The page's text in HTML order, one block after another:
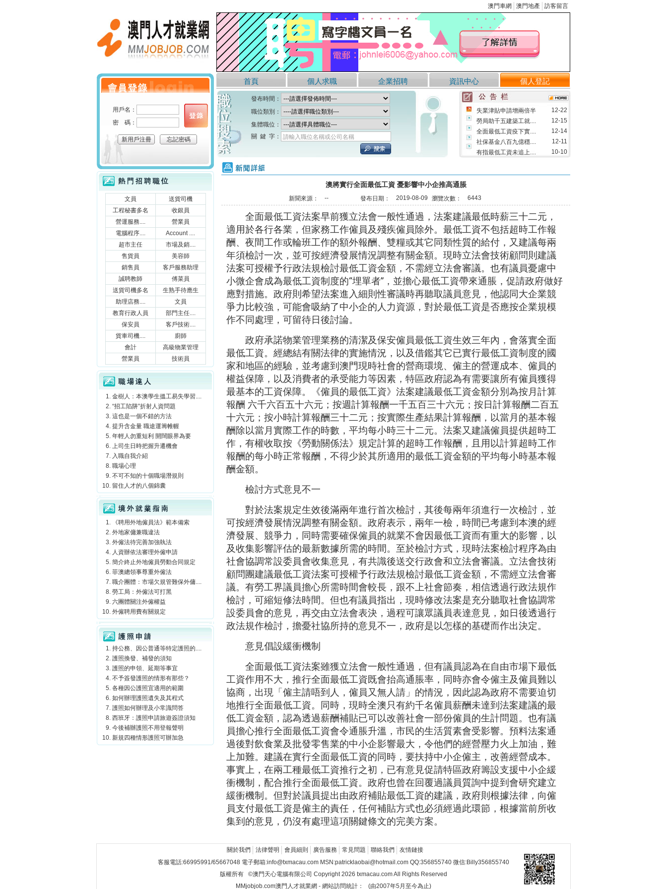
訪客留言
澳門地產
澳門車網
首頁 個人求職 企業招聘 資訊中心 個人登記
發布時間：
職位類別：
集體職位：
關 鍵 字：
請輸入職位名稱或公司名稱
失業津貼申請增兩倍半
12-22
勞局助千五建築工就....
12-15
全面最低工資疫下實....
12-14
社保基金八百九億穩....
12-11
有指最低工資未追上....
10-10
市場利好 成交量料回升
「民眾講壇」指最低工....
二月份消費物價指數....
03-25
最新失業率維持1.7%....
03-21
正對有關兩工種最低....
11-02
澳總體失業率維持1.....
09-29
今年5月至7月總體失....
09-05
澳今明年經濟健康 通....
08-10
勞工局指地盤工人遭....
08-10
五月份參團旅客按年....
07-24
針對兩項工種的最低....
04-23
澳失業率降至1.8% 總....
03-20
去年失業率百分二 今....
01-31
經濟復甦消費增 內需....
01-31
最低工資法明年草擬
12-27
新聞詳細
澳將實行全面最低工資 憂影響中小企推高通脹
新聞來源： -- 發布日期： 2019-08-09 瀏覽次數： 6443
全面最低工資法案早前獲立法會一般性通過，法案建議最低時薪三十二元，
適用於各行各業，但家務工作僱員及殘疾僱員除外。最低工資不包括超時工作報
酬、夜間工作或輪班工作的額外報酬、雙糧或其它同類性質的給付，又建議每兩
年須檢討一次，並可按經濟發展情況調整有關金額。現時立法會技術顧問則建議
法案可授權予行政法規檢討最低工資金額，不需經立法會審議。也有議員憂慮中
小微企會成為最低工資制度的“埋單者”，並擔心最低工資帶來通脹，促請政府做好
應對措施。政府則希望法案進入細則性審議時再聽取議員意見，他認同大企業競
爭力比較強，可能會吸納了中小企的人力資源，對於最低工資是否應按企業規模
作不同處理，可留待日後討論。
政府承諾物業管理業務的清潔及保安僱員最低工資生效三年內，會落實全面
最低工資。經總結有關法律的實施情況，以及借鑑其它已實行最低工資制度的國
家和地區的經驗，並考慮到澳門現時社會的營商環境、僱主的營運成本、僱員的
權益保障，以及消費者的承受能力等因素，特區政府認為有需要讓所有僱員獲得
最基本的工資保障。《僱員的最低工資》法案建議最低工資金額分別為按月計算
報酬 六千六百五十六元；按週計算報酬一千五百三十六元；按日計算報酬二百五
十六元；按小時計算報酬三十二元；按實際生產結果計算報酬，以當月的基本報
酬除以當月實際工作的時數，平均每小時三十二元。法案又建議僱員提供超時工
作，有權收取按《勞動關係法》規定計算的超時工作報酬，且用以計算超時工作
報酬的每小時正常報酬，不得少於其所適用的最低工資金額的平均每小時基本報
酬金額。
檢討方式意見不一
對於法案規定生效後滿兩年進行首次檢討，其後每兩年須進行一次檢討，並
可按經濟發展情況調整有關金額。政府表示，兩年一檢，時間已考慮到本澳的經
濟發展、競爭力，同時需要確保僱員的就業不會因最低工資而有重大的影響，以
及收集影響評估的最新數據所需的時間。至於檢討方式，現時法案檢討程序為由
社會協調常設委員會收集意見，有共識後送交行政會和立法會審議。立法會技術
顧問團建議最低工資法案可授權予行政法規檢討最低工資金額，不需經立法會審
議。有勞工界議員擔心所需時間會較長，跟不上社會節奏，相信透過行政法規作
檢討，可縮短修法時間。但也有議員指出，現時修改法案是充分聽取社會協調常
設委員會的意見，再交由立法會表決，過程可讓眾議員表達意見，如日後透過行
政法規作檢討，擔憂社協所持的意見不一，政府是以怎樣的基礎而作出決定。
意見倡設緩衝機制
全面最低工資法案雖獲立法會一般性通過，但有議員認為在自由市場下最低
工資作用不大，推行全面最低工資既會抬高通脹率，同時亦會令僱主及僱員難以
協商，出現「僱主請唔到人，僱員又無人請」的情況，因此認為政府不需要迫切
地推行全面最低工資。同時，現時全澳只有約千名僱員薪酬未達到法案建議的最
低工資金額，認為透過薪酬補貼已可以改善社會一部份僱員的生計問題。也有議
員擔心推行全面最低工資會令通脹升溫，市民的生活質素會受影響。預料法案通
過後對飲食業及批發零售業的中小企影響最大，令他們的經營壓力火上加油，難
上加難。建議在實行全面最低工資的同時，要扶持中小企僱主，改善經營成本。
事實上，在兩工種最低工資推行之初，已有意見促請特區政府籌設支援中小企緩
衝機制，配合推行全面最低工資。政府也曾在回覆過議員質詢中提到會研究建立
緩衝機制。但對於議員提出由政府補貼最低工資的建議，政府則根據法律，向僱
員支付最低工資是僱主的責任，任何補貼方式也必須經過此環節，根據當前所收
集到的意見，仍沒有處理這項關鍵條文的完美方案。
個人會員登錄
用戶名：
密 碼：
新用戶注冊 忘記密碼
熱門招聘職位
文員
送貨司機
工程秘書多名
收銀員
營運服務....
營業員
電腦程序....
Account ....
超市主任
市場及銷....
售貨員
美容師
銷售員
客戶服務助理
誠聘教師
傅菜員
送貨司機多名
生熟手待應生
助理店務....
文員
教育行政人員
部門主任....
保安員
客戶技術....
貨車司機....
廚師
會計
高級物業管理
營業員
技術員
職場達人
金樹人：本澳學生搵工易失學習....
“招工陷阱”折射人資問題
這也是一個不錯的方法
提升含金量 職途運籌帷幄
年輕人勿重短利 開闊眼界為要
上司生日時把握升遷機會
入職自我介紹
職場心理
不可不知的十個職場潛規則
留住人才的八個錦囊
境外就業指南
《聘用外地僱員法》範本備索
外地家傭兼職違法
外僱法待完善加強執法
人資辦依法審理外僱申請
簡介終止外地僱員勞動合同規定
菲澳總領事尊重外僱法
職介團體：市場欠規管難保外傭....
勞工局：外僱法可打黑
六團體關注外僱權益
外僱聘用費有關規定
護照申請
持公務、因公普通等特定護照的....
護照換發、補發的須知
護照的申領、延期等事宜
不予簽發護照的情形有那些？
各種因公護照宜適用的範圍
如何辦理護照遺失及其程式
護照如何辦理及小常識問答
西班牙：護照申請旅遊簽證須知
今後補辦護照不用登報聲明
新規四種情形護照可辦加急
關於我們 法律聲明 會員細則 廣告服務 常見問題 聯絡我們
友情鏈接
客服電話:66995991/65667048 電子郵箱:info@txmacau.com MSN:patricklaobai@hotmail.com QQ:356855740 微信:Billy356855740
版權所有 ©澳門天心電腦有限公司 Copyright 2026 txmacau.com All Rights Reserved
MMjobjob.com澳門人才就業網 - 網站訪問統計：
(由2007年5月至今為止)